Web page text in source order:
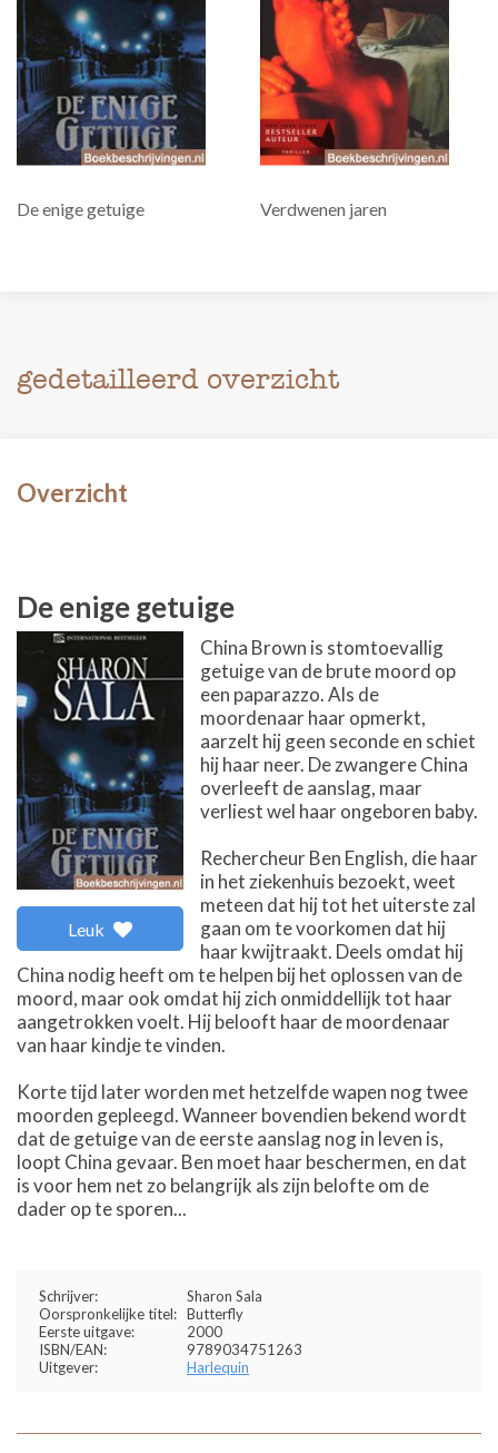
De enige getuige Verdwenen jaren
gedetailleerd overzicht
Overzicht
De enige getuige
Leuk
China Brown is stomtoevallig
getuige van de brute moord op
een paparazzo. Als de
moordenaar haar opmerkt,
aarzelt hij geen seconde en schiet
hij haar neer. De zwangere China
overleeft de aanslag, maar
verliest wel haar ongeboren baby.
Rechercheur Ben English, die haar
in het ziekenhuis bezoekt, weet
meteen dat hij tot het uiterste zal
gaan om te voorkomen dat hij
haar kwijtraakt. Deels omdat hij
China nodig heeft om te helpen bij het oplossen van de
moord, maar ook omdat hij zich onmiddellijk tot haar
aangetrokken voelt. Hij belooft haar de moordenaar
van haar kindje te vinden.
Korte tijd later worden met hetzelfde wapen nog twee
moorden gepleegd. Wanneer bovendien bekend wordt
dat de getuige van de eerste aanslag nog in leven is,
loopt China gevaar. Ben moet haar beschermen, en dat
is voor hem net zo belangrijk als zijn belofte om de
dader op te sporen...
Schrijver:
Sharon Sala
Oorspronkelijke titel: Butterfly
Eerste uitgave:
2000
ISBN/EAN:
9789034751263
Uitgever:
Harlequin